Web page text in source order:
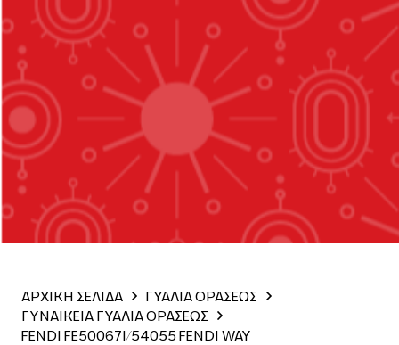
ΑΡΧΙΚΗ ΣΕΛΙΔΑ
ΓΥΑΛΙΑ ΟΡΑΣΕΩΣ
ΓΥΝΑΙΚΕΙΑ ΓΥΑΛΙΑ ΟΡΑΣΕΩΣ
FENDI FE50067I/54055 FENDI WAY